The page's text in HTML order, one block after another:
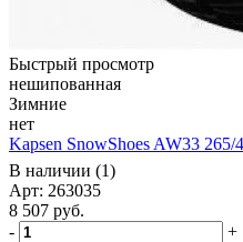
Быстрый просмотр
нешипованная
Зимние
нет
Kapsen SnowShoes AW33
В наличии (1)
Арт: 263035
8 507 руб.
-
+